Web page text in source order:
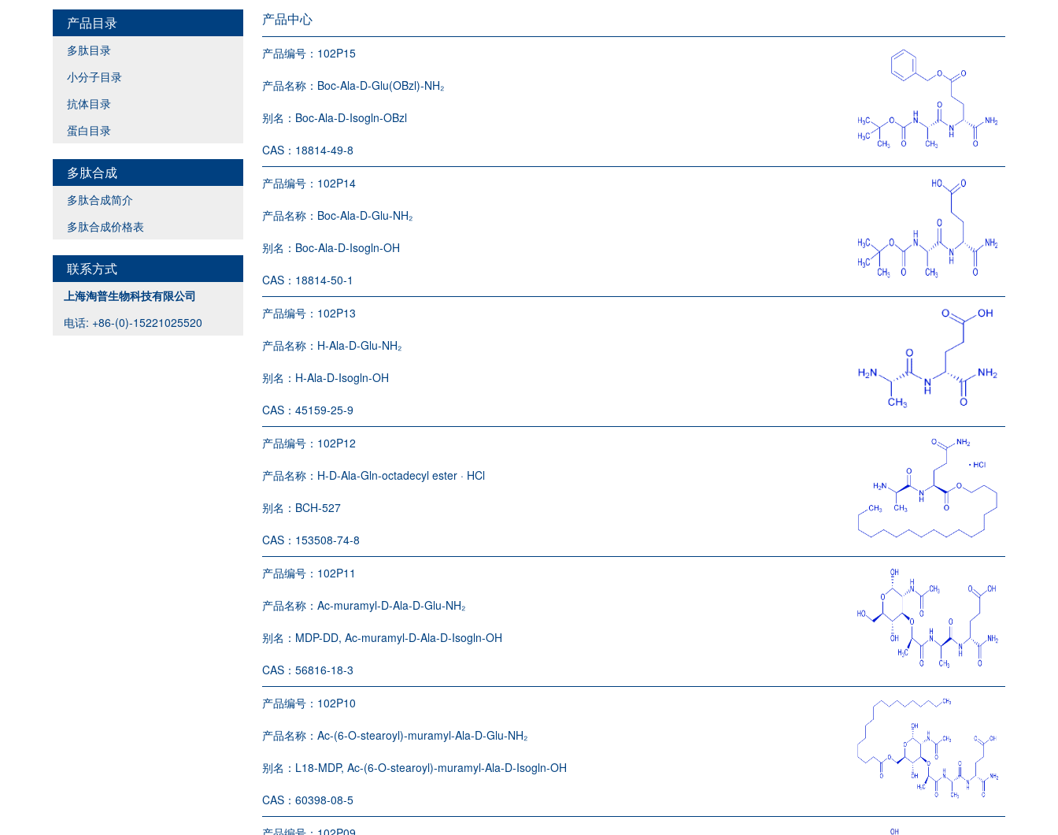
产品目录
多肽目录
小分子目录
抗体目录
蛋白目录
多肽合成
多肽合成简介
多肽合成价格表
联系方式
上海淘普生物科技有限公司
电话: +86-(0)-15221025520
产品中心
产品编号： 102P15
产品名称： Boc-Ala-D-Glu(OBzl)-NH₂
别名： Boc-Ala-D-Isogln-OBzl
CAS： 18814-49-8
产品编号： 102P14
产品名称： Boc-Ala-D-Glu-NH₂
别名： Boc-Ala-D-Isogln-OH
CAS： 18814-50-1
产品编号： 102P13
产品名称： H-Ala-D-Glu-NH₂
别名： H-Ala-D-Isogln-OH
CAS：45159-25-9
产品编号： 102P12
产品名称： H-D-Ala-Gln-octadecyl ester · HCl
别名： BCH-527
CAS： 153508-74-8
产品编号： 102P11
产品名称：Ac-muramyl-D-Ala-D-Glu-NH₂
别名： MDP-DD, Ac-muramyl-D-Ala-D-Isogln-OH
CAS：56816-18-3
产品编号： 102P10
产品名称：Ac-(6-O-stearoyl)-muramyl-Ala-D-Glu-NH₂
别名： L18-MDP, Ac-(6-O-stearoyl)-muramyl-Ala-D-Isogln-OH
CAS：60398-08-5